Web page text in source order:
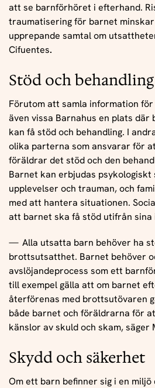
att se barnförhöret i efterhand.
traumatisering för barnet
upprepande samtal om
Cifuentes.
Stöd och
Förutom att samla information
även vissa Barnahus en plats där
kan få stöd och behandling. I
olika parterna som ansvarar för
föräldrar det stöd och den
Barnet kan erbjudas
upplevelser och trauman, och
med att hantera situationen.
att barnet ska få stöd utifrån sina
Alla utsatta barn behöver ha
brottsutsatthet. Barnet behöver
avslöjandeprocess som ett
till exempel gälla att om barnet
återförenas med brottsutövaren
både barnet och föräldrarna för
känslor av skuld och skam, säger
Skydd och säkerhet
Om ett barn befinner sig i en